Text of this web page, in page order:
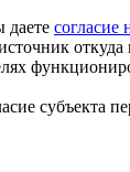
даете согласие
субъекта